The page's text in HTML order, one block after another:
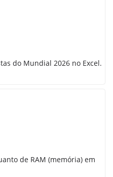
do Mundial 2026 no Excel.
de RAM (memória) em